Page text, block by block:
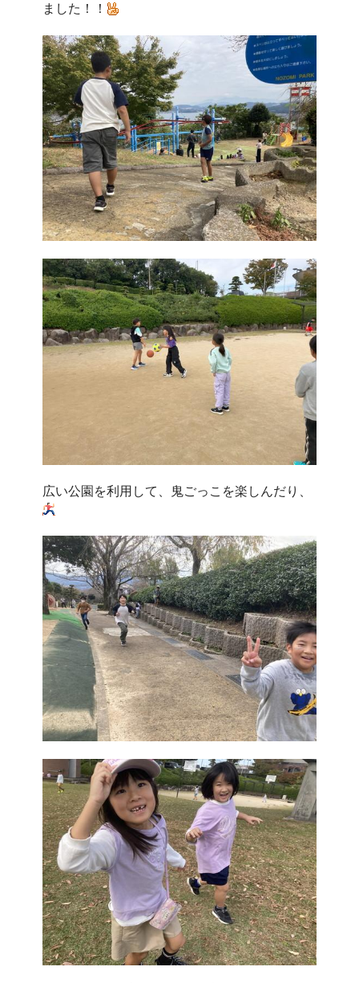
ました！！
広い公園を利用して、鬼ごっこを楽しんだり、